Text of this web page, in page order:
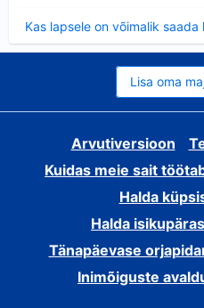
Kas lapsele on võimalik
Lisa oma
Arvutiversioon
Kuidas meie sait
Halda
Halda
Tänapäevase
Inimõiguste